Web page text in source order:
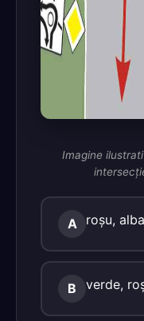
Imagine
A roşu,
B verde,